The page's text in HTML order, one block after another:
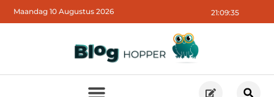
21:09:37
Maandag 10 Augustus 2026